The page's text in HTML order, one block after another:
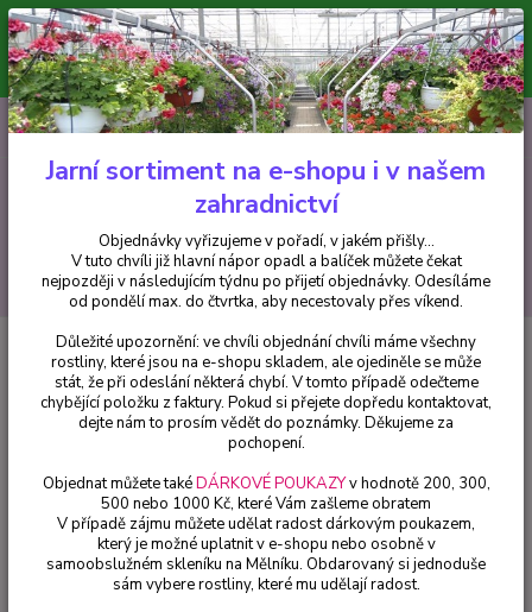
Minimální hodnota pro odeslání z e-shopu je 300 Kč.
V tuto chvíli již hlavní nápor objednávek opadl a balíček můžete čekat
nejpozději v následujícím týdnu po přijetí objednávky. Objednávky
vyřizujeme v pořadí, v jakém přišly...
CZK
Hledat
+420 602 223 614 0ks
za0 Kč
Fuchsie Loanna Fuchsie - 1 ks
Loanna Fuchsie - 1 ks
Jarní sortiment na e-shopu i v našem
zahradnictví
Objednávky vyřizujeme v pořadí, v jakém přišly...
V tuto chvíli již hlavní nápor opadl a balíček můžete čekat
nejpozději v následujícím týdnu po přijetí objednávky. Odesíláme
od pondělí max. do čtvrtka, aby necestovaly přes víkend.
Důležité upozornění: ve chvíli objednání chvíli máme všechny
rostliny, které jsou na e-shopu skladem, ale ojediněle se může
stát, že při odeslání některá chybí. V tomto případě odečteme
chybějící položku z faktury. Pokud si přejete dopředu kontaktovat,
dejte nám to prosím vědět do poznámky. Děkujeme za
pochopení.
Objednat můžete takéDÁRKOVÉ POUKAZYv hodnotě 200, 300,
500 nebo 1000 Kč, které Vám zašleme obratem
V případě zájmu můžete udělat radost dárkovým poukazem,
který je možné uplatnit v e-shopu nebo osobně v
samoobslužném skleníku na Mělníku. Obdarovaný si jednoduše
sám vybere rostliny, které mu udělají radost.